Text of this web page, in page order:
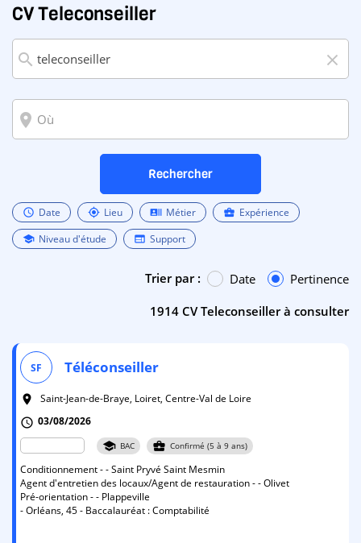
CV Teleconseiller
search close
room
Rechercher
schedule Date my_location Lieu recent_actors Métier business_center Expérience
school Niveau d'étude web Support
1914 CV Teleconseiller à consulter
Trier par : Date Pertinence
SF Téléconseiller
room
Saint-Jean-de-Braye, Loiret, Centre-Val de Loire
schedule 03/08/2026
school BAC business_center Confirmé (5 à 9 ans)
Conditionnement - - Saint Pryvé Saint Mesmin
Agent d'entretien des locaux/Agent de restauration - - Olivet
Pré-orientation - - Plappeville
- Orléans, 45 - Baccalauréat : Comptabilité